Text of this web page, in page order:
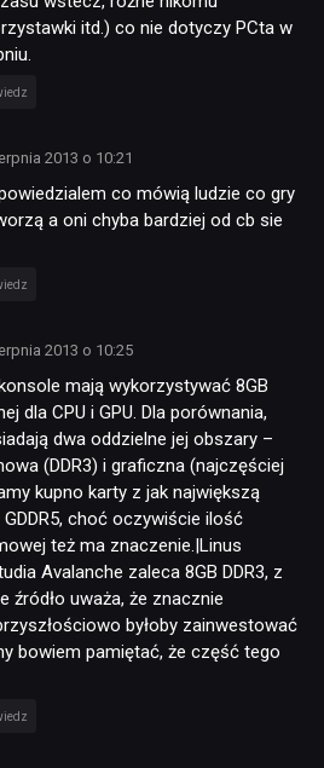
itd.) co nie dotyczy PCta w
2013 o 10:21
co mówią ludzie co gry
a oni chyba bardziej od cb sie
2013 o 10:25
mają wykorzystywać 8GB
dla CPU i GPU. Dla porównania,
dwa oddzielne jej obszary –
(DDR3) i graficzna (najczęściej
kupno karty z jak największą
choć oczywiście ilość
też ma znaczenie.|Linus
Avalanche zaleca 8GB DDR3, z
źródło uważa, że znacznie
byłoby zainwestować
bowiem pamiętać, że część tego